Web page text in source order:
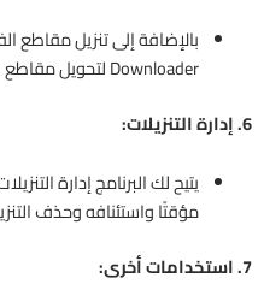
Downloader لتحويل مقاطع الفيديو إلى صيغ صوتية مثل MP3.
6. إدارة التنزيلات:
يتيح لك البرنامج إدارة
مؤقتًا واستئنافه وحذف
7. استخدامات أخرى: